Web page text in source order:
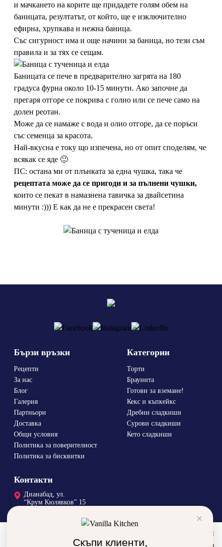
и мачкането на корите ще придадете голям обем на
баницата, резултатът, от който, ще е изключително
ефирна, хрупкава и нежна баница.
Със сигурност има и още начини за баница, но тези съм
правила и за тях се сещам.
Баницата се пече в предварително загрята на 180
градуса фурна около 10-15 минути. Ако започне да
прегаря отгоре се покрива с голио или се пече само на
долен реотан.
Може да се намаже с вода и олио отгоре, да се поръси
със семенца за красота.
Най-вкусна е току що изпечена, но от опит споделям, че
всякак се яде 🙂
ПС: остана ми от плънката за една чушка, така че
рецептата може да се пригоди и за пълнени чушки,
които се пекат в намазнена тавичка за двайсетина
минути :))) Е как да не е прекрасен света!
Бързи връзки
Рецепти
За нас
Блог
Галерия
Партньори
Доставка
Общи условия
Политика за поверителност
Политика за бисквитки
Категории
Торти
Браунита
Готови за вземане!
Кекс и къпкейкс
Дребни сладкиши
Сурови сладкиши
Кето сладкиши
Контакти
Дианабад, ул.
“Крум Кюлявков” 15
×
Скъпи клиенти,
За да подобрим вашето преживяване, използваме бисквитки
и ресурси от трети сайтове. Използвайки сайта автоматично